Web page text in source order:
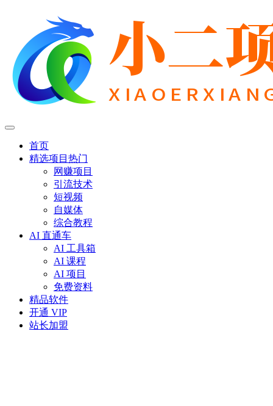
首页
精选项目 热门
网赚项目
引流技术
短视频
自媒体
综合教程
AI 直通车
AI 工具箱
AI 课程
AI 项目
免费资料
精品软件
开通 VIP
站长加盟